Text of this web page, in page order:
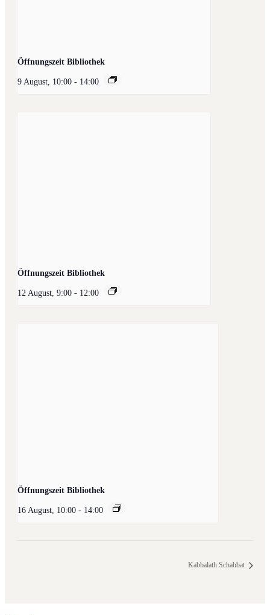
Öffnungszeit Bibliothek
9 August, 10:00 - 14:00
Öffnungszeit Bibliothek
12 August, 9:00 - 12:00
Öffnungszeit Bibliothek
16 August, 10:00 - 14:00
Kabbalath Schabbat